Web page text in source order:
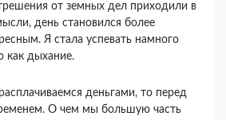
от земных дел приходили в
день становился более
Я стала успевать намного
как дыхание.
деньгами, то перед
О чем мы большую часть